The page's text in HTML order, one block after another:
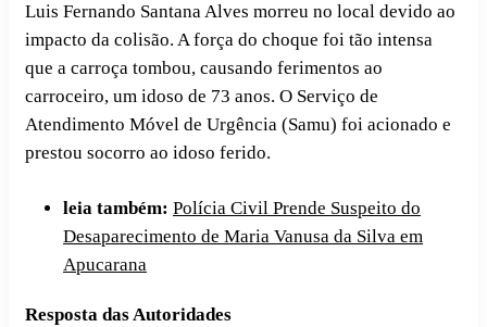
Luis Fernando Santana Alves morreu no local devido ao
impacto da colisão. A força do choque foi tão intensa
que a carroça tombou, causando ferimentos ao
carroceiro, um idoso de 73 anos. O Serviço de
Atendimento Móvel de Urgência (Samu) foi acionado e
prestou socorro ao idoso ferido.
leia também: Polícia Civil Prende Suspeito do
Desaparecimento de Maria Vanusa da Silva em
Apucarana
Resposta das Autoridades